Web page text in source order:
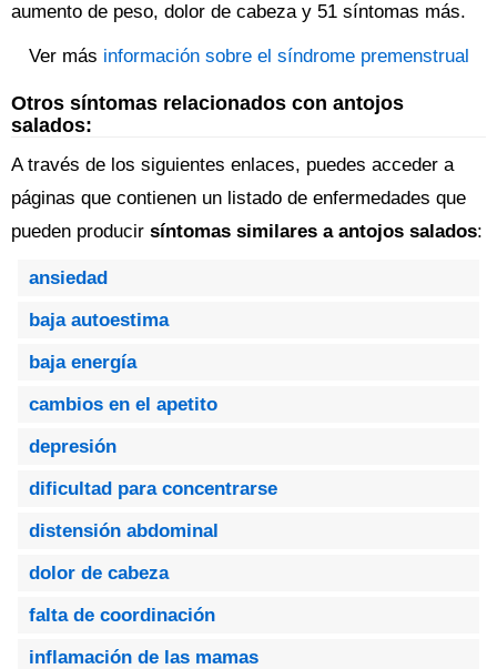
aumento de peso, dolor de cabeza y 51 síntomas más.
Ver más información sobre el síndrome premenstrual
Otros síntomas relacionados con antojos
salados:
A través de los siguientes enlaces, puedes acceder a
páginas que contienen un listado de enfermedades que
pueden producir síntomas similares a antojos salados:
ansiedad
baja autoestima
baja energía
cambios en el apetito
depresión
dificultad para concentrarse
distensión abdominal
dolor de cabeza
falta de coordinación
inflamación de las mamas